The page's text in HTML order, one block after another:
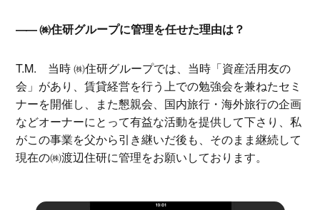
㈱住研グループに管理を任せた理由は？
T.M. 当時 ㈱住研グループでは、当時「資産活用友の
会」があり、賃貸経営を行う上での勉強会を兼ねたセミ
ナーを開催し、また懇親会、国内旅行・海外旅行の企画
などオーナーにとって有益な活動を提供して下さり、私
がこの事業を父から引き継いだ後も、そのまま継続して
現在の㈱渡辺住研に管理をお願いしております。